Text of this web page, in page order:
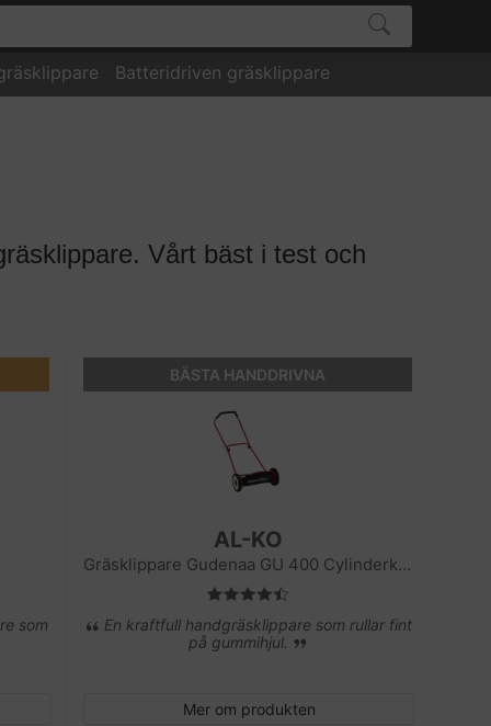
Batteridriven gräsklippare
Vårt bäst i test och
som
BÄSTA HANDDRIVNA
AL-KO
Gräsklippare Gudenaa GU 400 Cylinderklippare
En kraftfull handgräsklippare som rullar fint
på gummihjul.
Mer om produkten